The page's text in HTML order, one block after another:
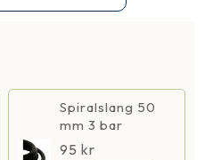
Spiralslang 50
mm 3 bar
95 kr